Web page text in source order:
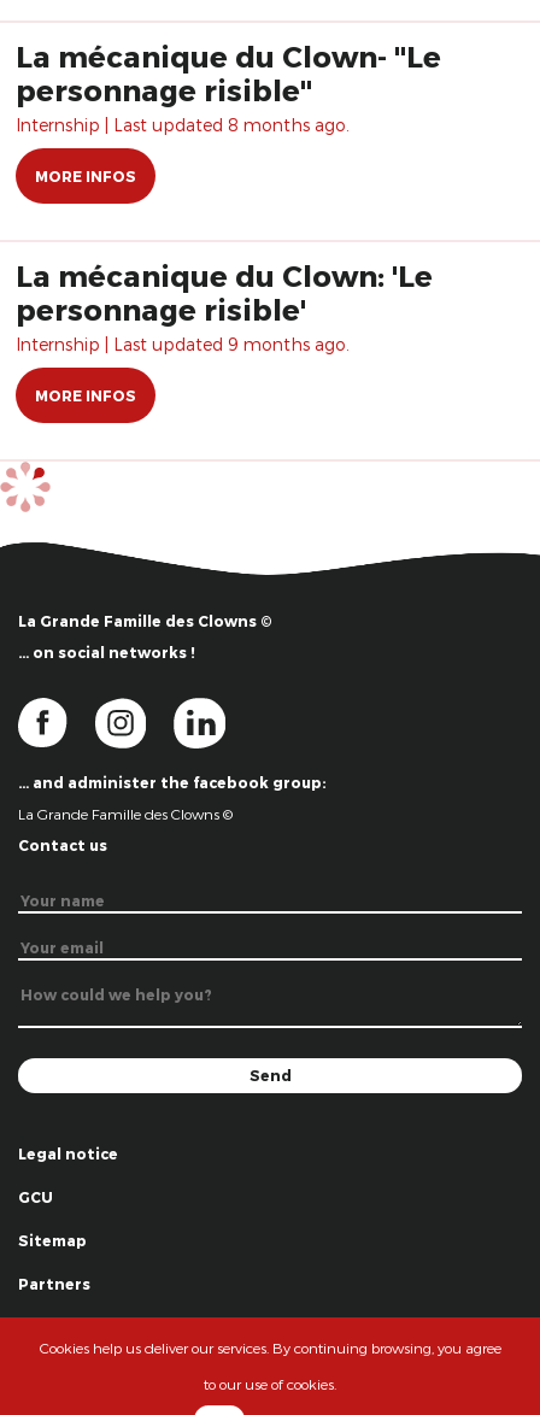
La mécanique du Clown- "Le
personnage risible"
Internship | Last updated 8 months ago.
MORE INFOS
La mécanique du Clown: 'Le
personnage risible'
Internship | Last updated 9 months ago.
MORE INFOS
La Grande Famille des Clowns ©
… on social networks !
… and administer the facebook group:
La Grande Famille des Clowns ©
Contact us
Legal notice
GCU
Sitemap
Partners
© La Grande Famille des Clowns - 2018
Cookies help us deliver our services. By continuing browsing, you agree
to our use of cookies.